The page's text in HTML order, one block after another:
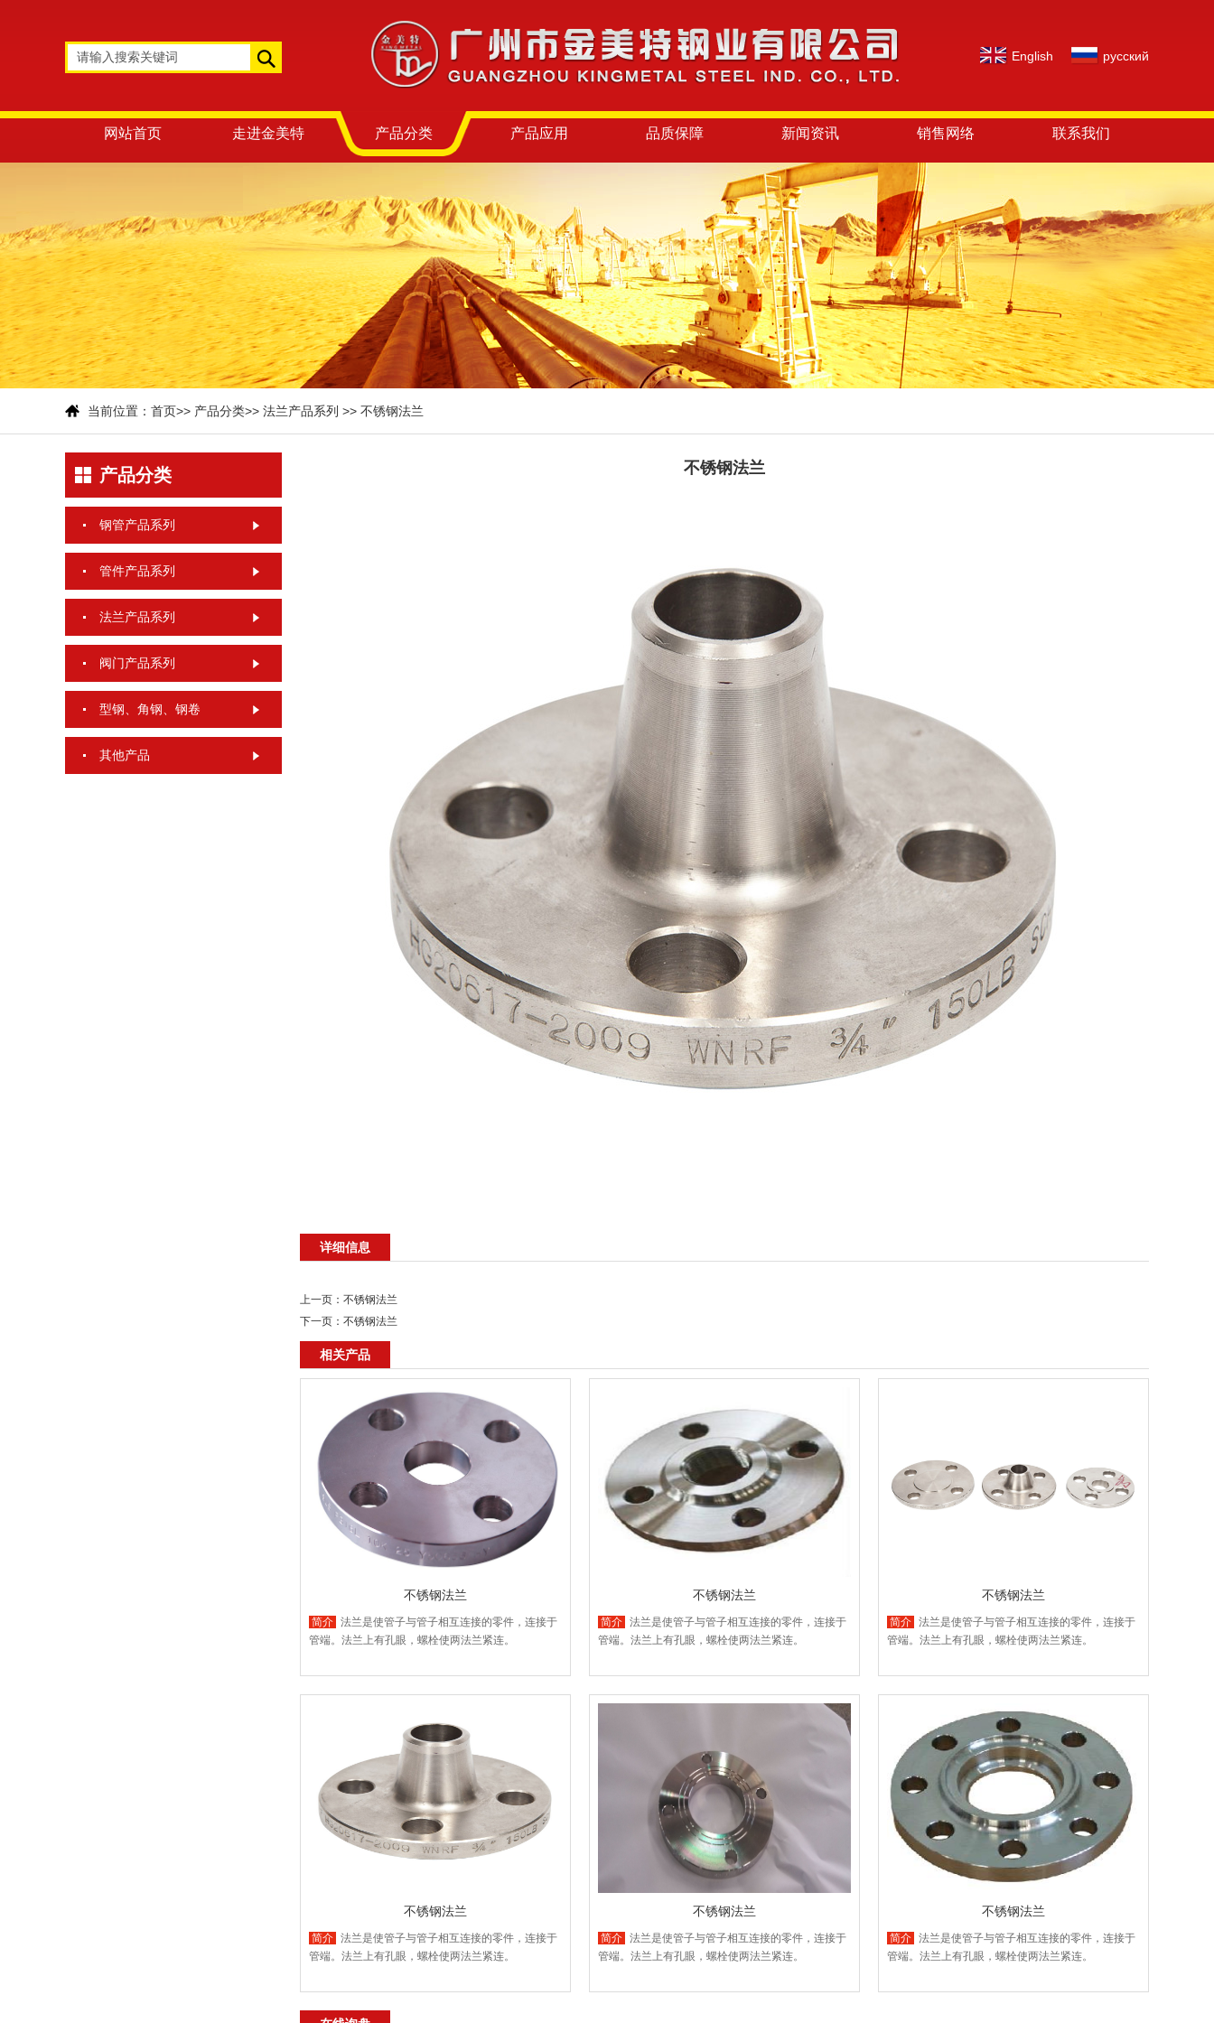
English русский
网站首页 走进金美特 产品分类 产品应用 品质保障 新闻资讯 销售网络 联系我们
当前位置： 首页>> 产品分类>> 法兰产品系列 >> 不锈钢法兰
产品分类
钢管产品系列
管件产品系列
法兰产品系列
阀门产品系列
型钢、角钢、钢卷
其他产品
不锈钢法兰
详细信息
上一页： 不锈钢法兰
下一页： 不锈钢法兰
相关产品
不锈钢法兰
简介 法兰是使管子与管子相互连接的零件，连接于
管端。法兰上有孔眼，螺栓使两法兰紧连。
不锈钢法兰
简介 法兰是使管子与管子相互连接的零件，连接于
管端。法兰上有孔眼，螺栓使两法兰紧连。
不锈钢法兰
简介 法兰是使管子与管子相互连接的零件，连接于
管端。法兰上有孔眼，螺栓使两法兰紧连。
不锈钢法兰
简介 法兰是使管子与管子相互连接的零件，连接于
管端。法兰上有孔眼，螺栓使两法兰紧连。
不锈钢法兰
简介 法兰是使管子与管子相互连接的零件，连接于
管端。法兰上有孔眼，螺栓使两法兰紧连。
不锈钢法兰
简介 法兰是使管子与管子相互连接的零件，连接于
管端。法兰上有孔眼，螺栓使两法兰紧连。